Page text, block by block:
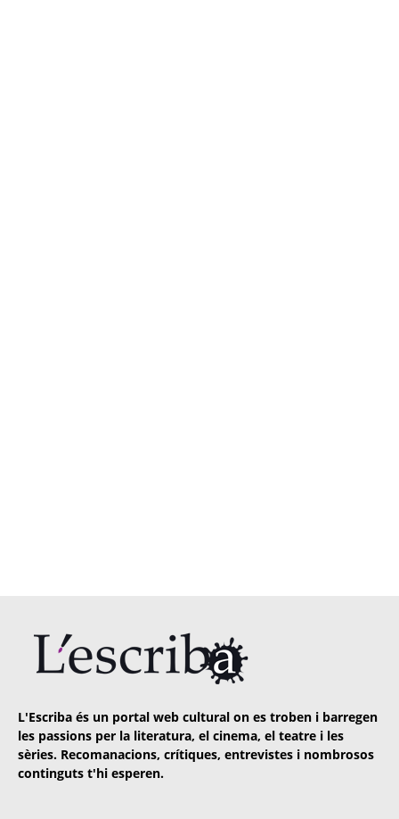
L'Escriba és un portal web cultural on es troben i barregen
les passions per la literatura, el cinema, el teatre i les
sèries. Recomanacions, crítiques, entrevistes i nombrosos
continguts t'hi esperen.